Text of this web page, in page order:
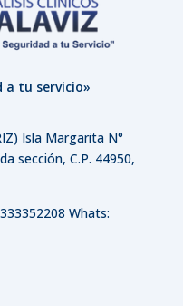
a tu servicio»
Isla Margarita N°
sección, C.P. 44950,
Whats: